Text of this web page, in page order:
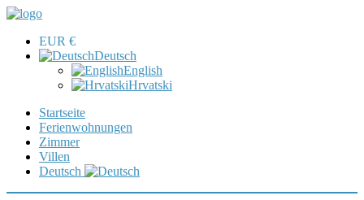
EUR €
Deutsch
English
Hrvatski
Startseite
Ferienwohnungen
Zimmer
Villen
Deutsch